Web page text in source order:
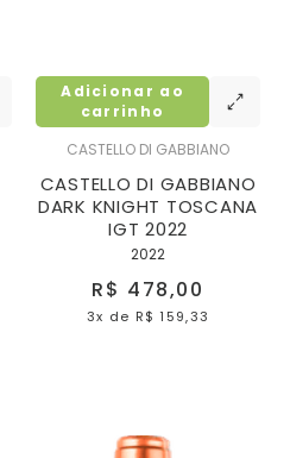
CASTELLO DI GABBIANO
CASTELLO DI GABBIANO
DARK KNIGHT TOSCANA
IGT 2022
2022
R$ 478,00
3x de R$ 159,33
Adicionar ao
carrinho